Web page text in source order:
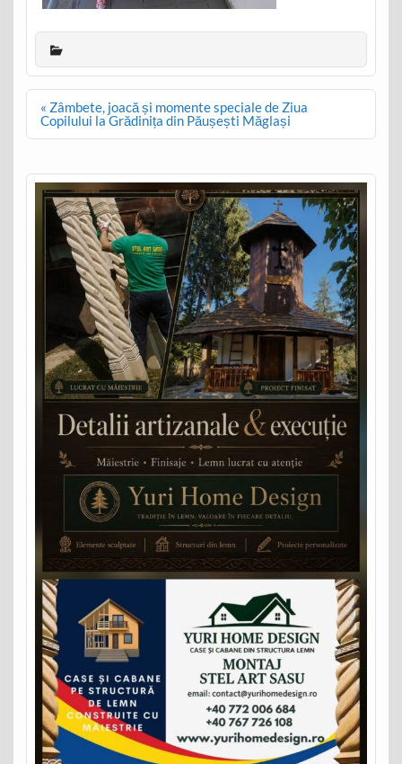
Post
navigation
« Zâmbete, joacă și momente speciale de Ziua
Copilului la Grădinița din Păușești Măglași